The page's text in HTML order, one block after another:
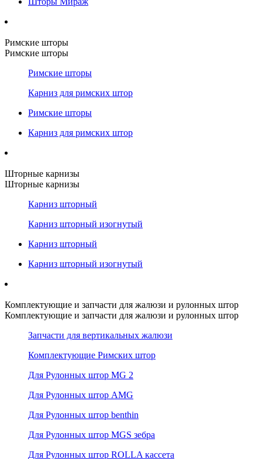
Римские шторы
Римские шторы
Римские шторы
Карниз для римских штор
Римские шторы
Карниз для римских штор
Шторные карнизы
Шторные карнизы
Карниз шторный
Карниз шторный изогнутый
Карниз шторный
Карниз шторный изогнутый
Комплектующие и запчасти для жалюзи и рулонных штор
Комплектующие и запчасти для жалюзи и рулонных штор
Запчасти для вертикальных жалюзи
Комплектующие Римских штор
Для Рулонных штор MG 2
Для Рулонных штор AMG
Для Рулонных штор benthin
Для Рулонных штор MGS зебра
Для Рулонных штор ROLLA кассета